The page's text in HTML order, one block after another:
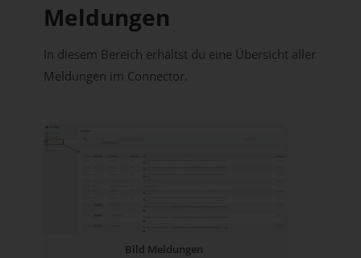
Meldungen
In diesem Bereich erhältst du eine Übersicht aller
Meldungen im Connector.
Bild Meldungen